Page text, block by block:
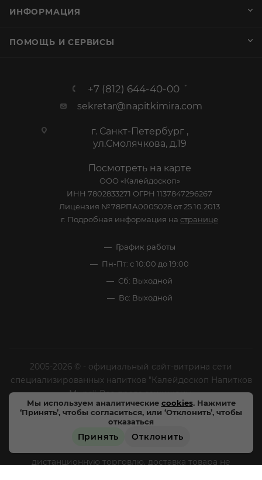
Мы используем аналитические cookies. Нажмите
‘Принять’, чтобы согласиться, или ‘Отклонить’, чтобы
отказаться
Принять Отклонить
ИНФОРМАЦИЯ
ПОМОЩЬ И СЕРВИСЫ
+7 (812) 644-40-00
sekretar@napitkimira.com
г. Санкт-Петербург ,
ул.Смолячкова, д.19
Посмотреть на карте
ООО «Калейдоскоп»
ИНН 7802833271 ОГРН 1137847296267
Лицензия №78РПА0005028 от 25.10.2013
г. Подробная информация на странице
График работы
Пн-Пт: с 10:00 до 19:00
Сб: Выходной
Вс: Выходной
2005-2026 © - официальный сайт-витрина сети
специализированных напитков "Калейдоскоп Напитков
Мира". Все права защищены.
Цены, характеристики и внешний вид товара в
магазинах могут отличаться от указанных на сайте.
дистанционную торговлю, доставка товара не